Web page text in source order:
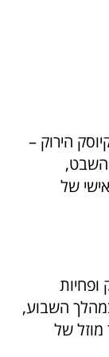
הירוק –
השבט,
של
השבוע,
של